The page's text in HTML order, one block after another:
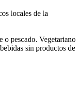
Vegetariano